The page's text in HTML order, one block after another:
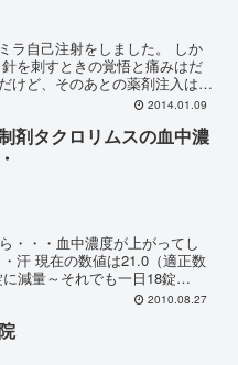
ラ自己注射をしました。 しか
を刺すときの覚悟と痛みはだ
けど、そのあとの薬剤注入はど
。 自分で注入するの...2014.01.09
剤タクロリムスの血中濃
・・・血中濃度が上がってし
汗 現在の数値は21.0（適正数
減量～それでも一日18錠
2010.08.27